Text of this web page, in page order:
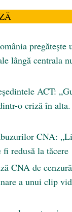
pregătește
lângă centrala
ACT:
o criză în
CNA:
redusă la tăcere
CNA de
a unui clip